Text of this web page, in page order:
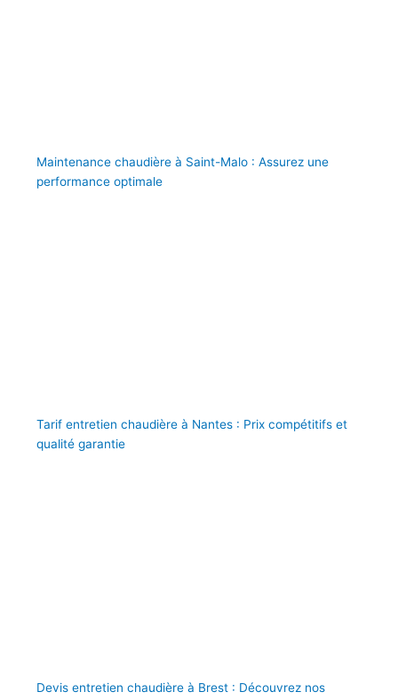
Maintenance chaudière à Saint-Malo : Assurez une
performance optimale
Tarif entretien chaudière à Nantes : Prix compétitifs et
qualité garantie
Devis entretien chaudière à Brest : Découvrez nos